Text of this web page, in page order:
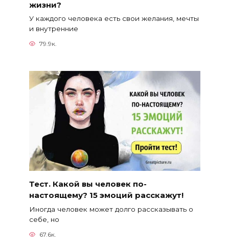
жизни?
У каждого человека есть свои желания, мечты
и внутренние
79.9к.
Тест. Какой вы человек по-
настоящему? 15 эмоций расскажут!
Иногда человек может долго рассказывать о
себе, но
67.6к.